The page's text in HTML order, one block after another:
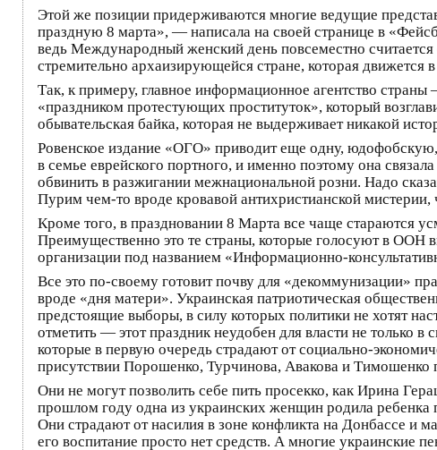
Этой же позиции придерживаются многие ведущие
праздную 8 марта», — написала на своей странице в
ведь Международный женский день повсеместно
стремительно архаизирующейся стране, которая движется
Так, к примеру, главное информационное агентство
«праздником протестующих проституток», который
обывательская байка, которая не выдерживает никакой
Ровенское издание «ОГО» приводит еще одну, юдофобскую,
в семье еврейского портного, и именно поэтому она
обвинить в разжигании межнациональной розни. Надо
Пурим чем-то вроде кровавой антихристианской
Кроме того, в праздновании 8 Марта все чаще стараются
Преимущественно это те страны, которые голосуют в ООН
организации под названием «Информационно-
Все это по-своему готовит почву для «декоммунизации»
вроде «дня матери». Украинская патриотическая
предстоящие выборы, в силу которых политики не хотят
отметить — этот праздник неудобен для власти не только
которые в первую очередь страдают от социально-
присутствии Порошенко, Турчинова, Авакова и Тимошенко
Они не могут позволить себе пить просекко, как Ирина
прошлом году одна из украинских женщин родила ребенка
Они страдают от насилия в зоне конфликта на Донбассе и
его воспитание просто нет средств. А многие украинские